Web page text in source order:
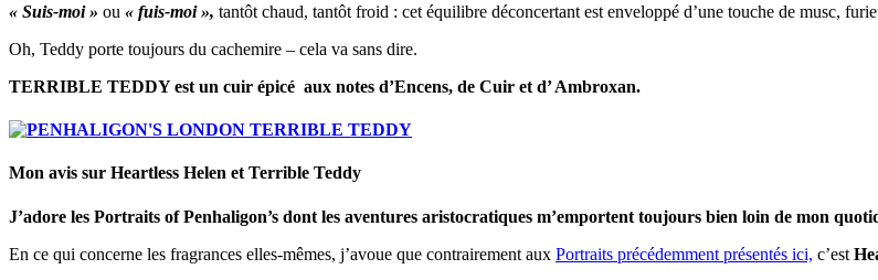
« Suis-moi » ou « fuis-moi », tantôt chaud, tantôt froid : cet équilibre déconcertant est enveloppé d’une touche de musc,
Oh, Teddy porte toujours du cachemire – cela va sans dire.
TERRIBLE TEDDY est un cuir épicé aux notes d’Encens, de Cuir et d’ Ambroxan.
Mon avis sur Heartless Helen et Terrible Teddy
J’adore les Portraits of Penhaligon’s dont les aventures aristocratiques m’emportent toujours bien loin de mon
En ce qui concerne les fragrances elles-mêmes, j’avoue que contrairement aux Portraits précédemment présentés ici, c’est